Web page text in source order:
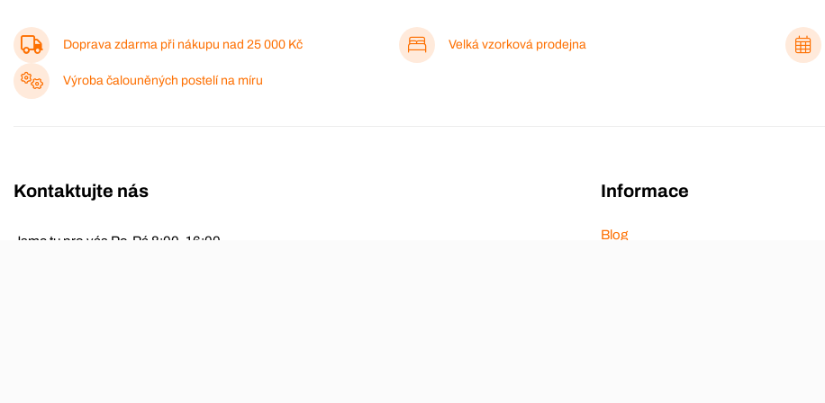
Doprava zdarma při nákupu nad 25 000 Kč Velká vzorková prodejna
Výroba čalouněných postelí na míru
Kontaktujte nás
Jsme tu pro vás Po-Pá 8:00-16:00
Informace
Blog